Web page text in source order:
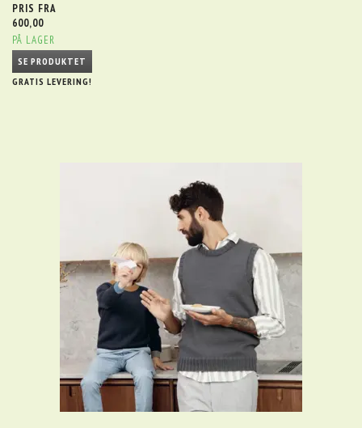
PRIS FRA
600,00
PÅ LAGER
SE PRODUKTET
GRATIS LEVERING!